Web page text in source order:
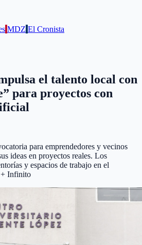
MDZ El Cronista
el talento local con
para proyectos con
para emprendedores y vecinos
ideas en proyectos reales. Los
y espacios de trabajo en el
+ Infinito